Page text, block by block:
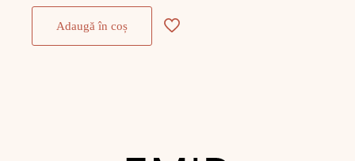
Adaugă în coș